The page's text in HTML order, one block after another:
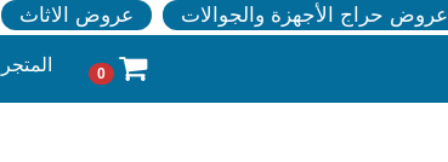
عروض حراج الأجهزة والجوالات عروض الاثاث
0 المتجر